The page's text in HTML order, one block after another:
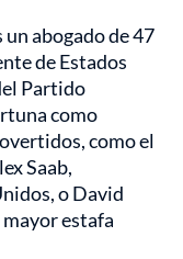
abogado de 47
de Estados
Partido
como
como el
Saab,
o David
estafa